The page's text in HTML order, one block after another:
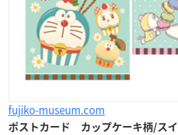
fujiko-museum.com
ポストカード カップケーキ柄/ス